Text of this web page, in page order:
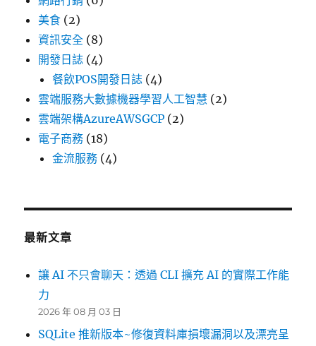
美食 (2)
資訊安全 (8)
開發日誌 (4)
餐飲POS開發日誌 (4)
雲端服務大數據機器學習人工智慧 (2)
雲端架構AzureAWSGCP (2)
電子商務 (18)
金流服務 (4)
最新文章
讓 AI 不只會聊天：透過 CLI 擴充 AI 的實際工作能
力
2026 年 08 月 03 日
SQLite 推新版本~修復資料庫損壞漏洞以及漂亮呈